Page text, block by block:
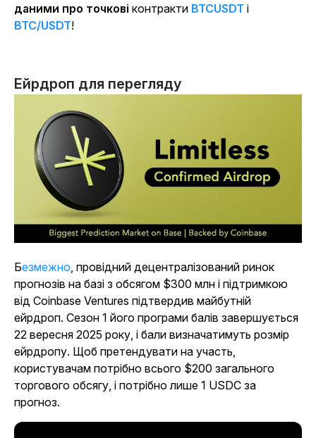
даними про точкові контракти BTCUSDT і
BTC/USDT!
Ейрдроп для перегляду
Безмежно, провідний децентралізований ринок
прогнозів на базі з обсягом $300 млн і підтримкою
від Coinbase Ventures підтвердив майбутній
ейрдроп. Сезон 1 його програми балів завершується
22 вересня 2025 року, і бали визначатимуть розмір
ейрдропу. Щоб претендувати на участь,
користувачам потрібно всього $200 загального
торгового обсягу, і потрібно лише 1 USDC за
прогноз.